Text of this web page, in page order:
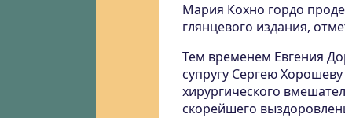
Мария Кохно гордо
глянцевого издания,
Тем временем Евгения
супругу Сергею
хирургического
скорейшего